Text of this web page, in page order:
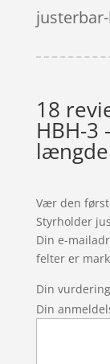
18
HBH-
længde
Vær den
Styrholder
Din e-
felter er
Din vurdering
Din